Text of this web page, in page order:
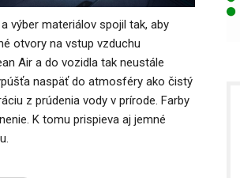
výber materiálov spojil tak, aby
otvory na vstup vzduchu
Air a do vozidla tak neustále
naspäť do atmosféry ako čistý
z prúdenia vody v prírode. Farby
K tomu prispieva aj jemné